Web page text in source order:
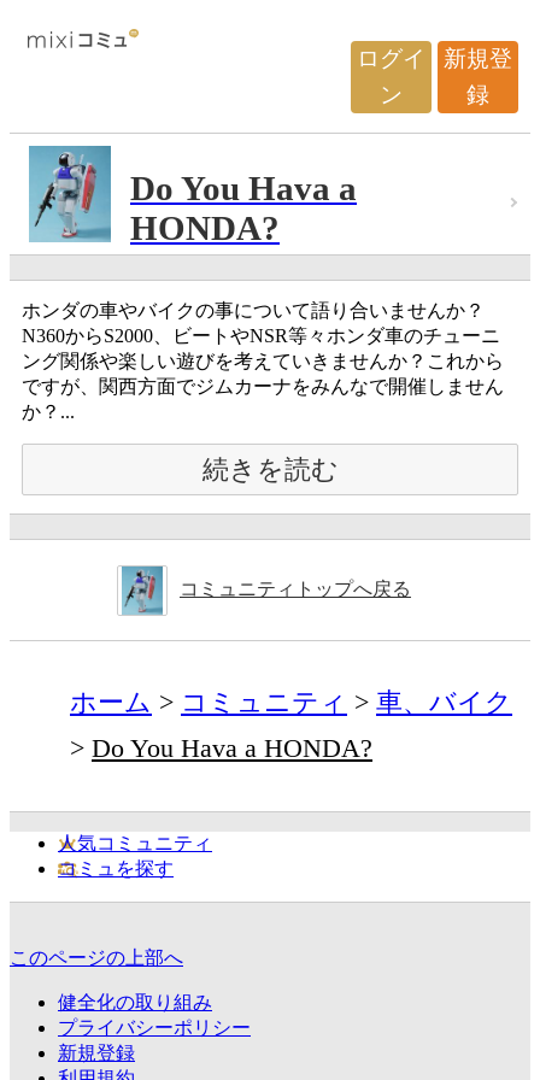
ログイ
ン
新規登
録
Do You Hava a
HONDA?
ホンダの車やバイクの事について語り合いませんか？
N360からS2000、ビートやNSR等々ホンダ車のチューニ
ング関係や楽しい遊びを考えていきませんか？これから
ですが、関西方面でジムカーナをみんなで開催しません
か？...
続きを読む
コミュニティトップへ戻る
ホーム コミュニティ
車、バイク
Do You Hava a HONDA?
人気コミュニティ
コミュを探す
このページの上部へ
健全化の取り組み
プライバシーポリシー
新規登録